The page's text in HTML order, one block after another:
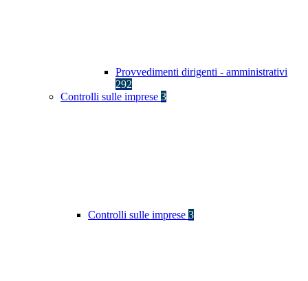
Provvedimenti dirigenti - amministrativi
292
Controlli sulle imprese 3
Controlli sulle imprese 3